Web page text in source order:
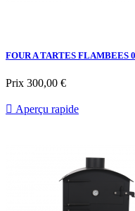
FOUR A TARTES FLAMBEES
Prix 300,00 €
 Aperçu rapide